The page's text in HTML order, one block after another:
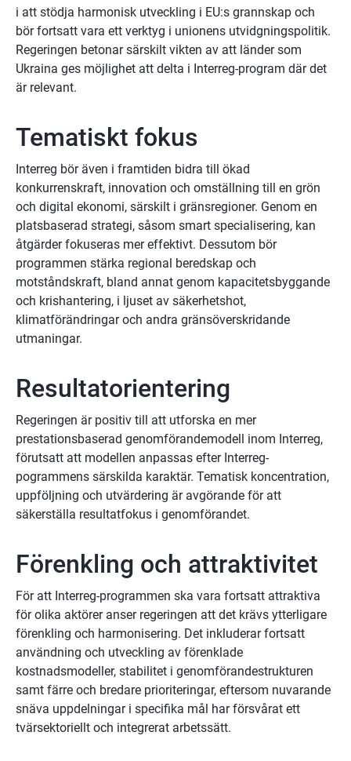
i att stödja harmonisk utveckling i EU:s grannskap och
bör fortsatt vara ett verktyg i unionens utvidgningspolitik.
Regeringen betonar särskilt vikten av att länder som
Ukraina ges möjlighet att delta i Interreg-program där det
är relevant.
Tematiskt fokus
Interreg bör även i framtiden bidra till ökad
konkurrenskraft, innovation och omställning till en grön
och digital ekonomi, särskilt i gränsregioner. Genom en
platsbaserad strategi, såsom smart specialisering, kan
åtgärder fokuseras mer effektivt. Dessutom bör
programmen stärka regional beredskap och
motståndskraft, bland annat genom kapacitetsbyggande
och krishantering, i ljuset av säkerhetshot,
klimatförändringar och andra gränsöverskridande
utmaningar.
Resultatorientering
Regeringen är positiv till att utforska en mer
prestationsbaserad genomförandemodell inom Interreg,
förutsatt att modellen anpassas efter Interreg-
pogrammens särskilda karaktär. Tematisk koncentration,
uppföljning och utvärdering är avgörande för att
säkerställa resultatfokus i genomförandet.
Förenkling och attraktivitet
För att Interreg-programmen ska vara fortsatt attraktiva
för olika aktörer anser regeringen att det krävs ytterligare
förenkling och harmonisering. Det inkluderar fortsatt
användning och utveckling av förenklade
kostnadsmodeller, stabilitet i genomförandestrukturen
samt färre och bredare prioriteringar, eftersom nuvarande
snäva uppdelningar i specifika mål har försvårat ett
tvärsektoriellt och integrerat arbetssätt.